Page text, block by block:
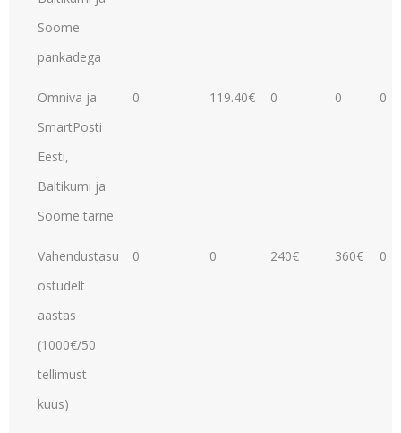
Soome
pankadega
Omniva ja
SmartPosti
Eesti,
Baltikumi ja
Soome tarne
0 119.40€ 0 0 0
Vahendustasu
ostudelt
aastas
(1000€/50
tellimust
kuus)
0 0 240€ 360€ 0